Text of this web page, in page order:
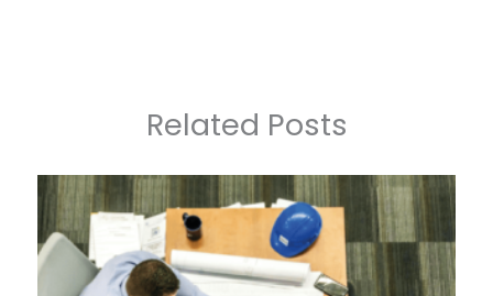
Related Posts